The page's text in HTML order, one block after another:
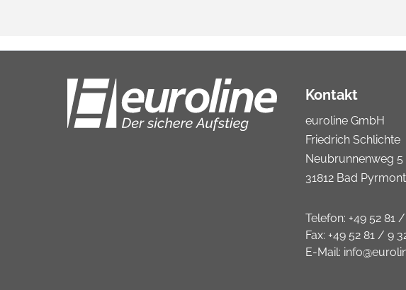
Kontakt
euroline GmbH
Friedrich Schlichte
Neubrunnenweg 5
31812 Bad Pyrmont
Telefon: +49 52 81
Fax: +49 52 81 / 9
E-Mail: